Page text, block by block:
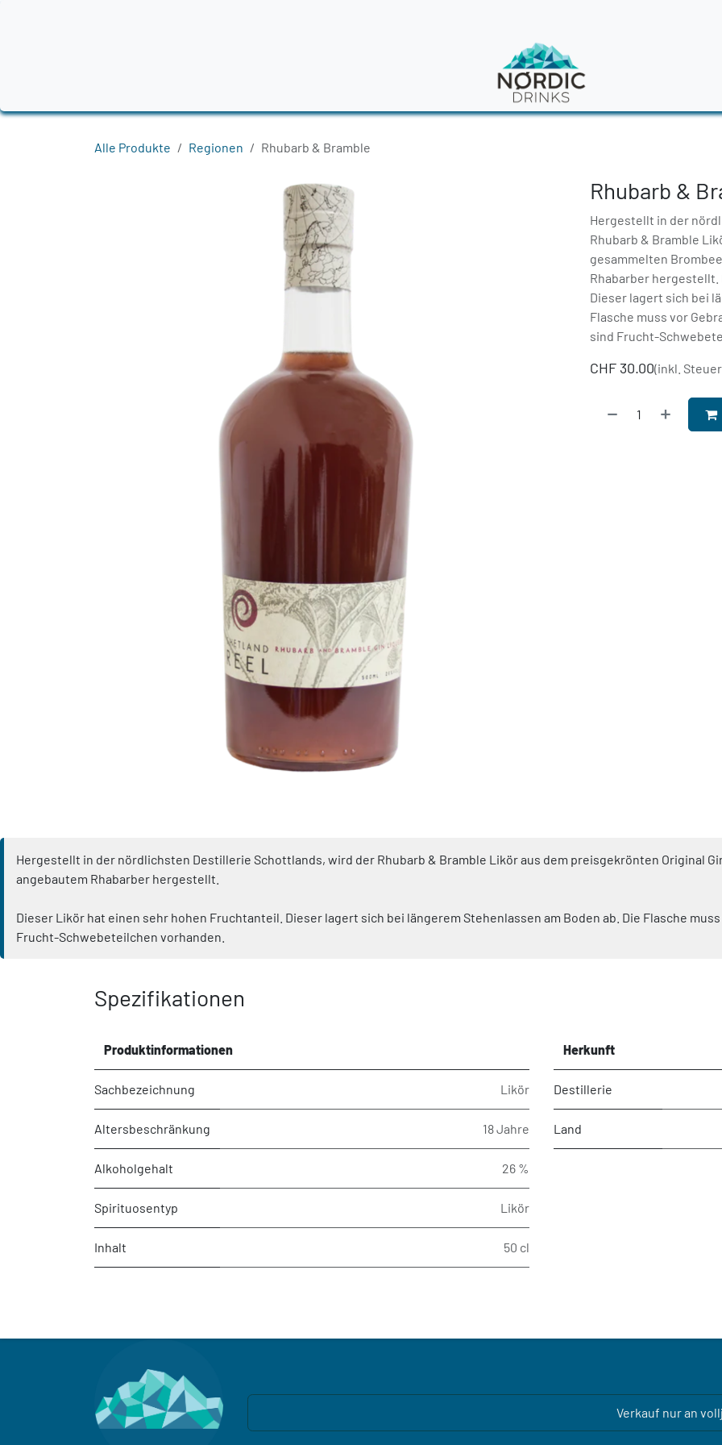
Alle Produkte Regionen Rhubarb & Bramble
Rhubarb &
Hergestellt in der
Rhubarb & Bramble
gesammelten
Rhabarber hergestellt.
Dieser lagert sich bei
Flasche muss vor
sind Frucht-
CHF 30.00(inkl.
Hergestellt in der nördlichsten Destillerie Schottlands, wird der Rhubarb & Bramble Likör aus dem preisgekrönten Original
angebautem Rhabarber hergestellt.
Dieser Likör hat einen sehr hohen Fruchtanteil. Dieser lagert sich bei längerem Stehenlassen am Boden ab. Die Flasche
Frucht-Schwebeteilchen vorhanden.
Spezifikationen
Produktinformationen
Sachbezeichnung Likör
Altersbeschränkung 18 Jahre
Alkoholgehalt 26 %
Spirituosentyp Likör
Inhalt 50 cl
Herkunft
Destillerie
Land
Verkauf nur an